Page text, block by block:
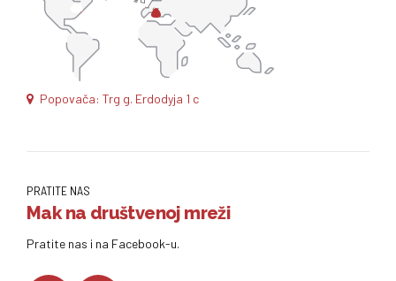
Popovača: Trg g. Erdodyja 1 c
PRATITE NAS
Mak na društvenoj mreži
Pratite nas i na Facebook-u.